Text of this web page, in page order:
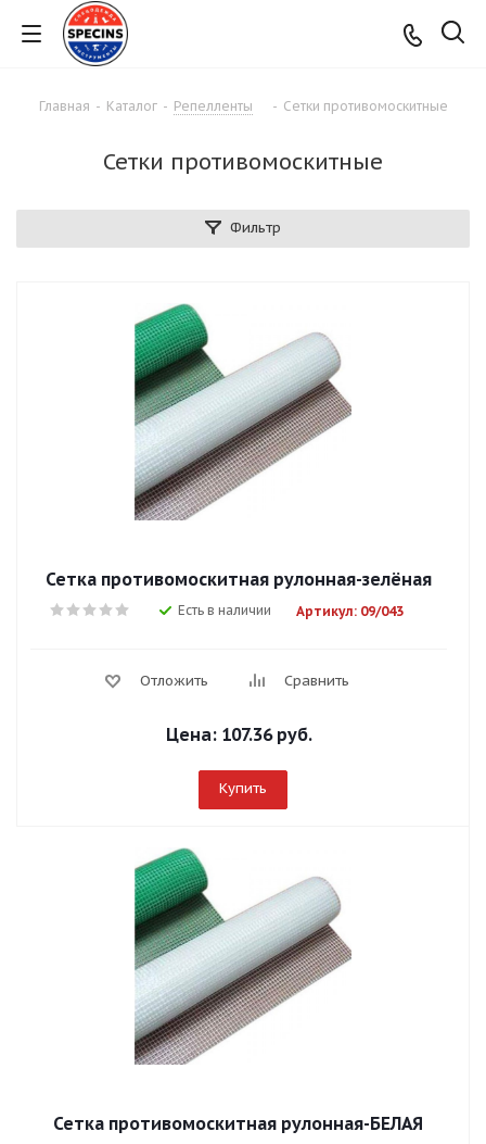
Главная - Каталог - Репелленты - Сетки противомоскитные
Сетки противомоскитные
Фильтр
Сетка противомоскитная рулонная-зелёная
Есть в наличии Артикул: 09/043
Отложить Сравнить
Цена: 107.36 руб.
Купить
Сетка противомоскитная рулонная-БЕЛАЯ